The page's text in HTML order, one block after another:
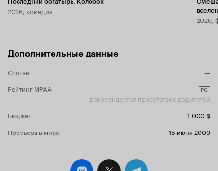
Последний богатырь. Колобок
2026, комедия
2026,
Дополнительные данные
Слоган
—
Рейтинг MPAA
PG
рекомендуется присутствие родителей
Бюджет
1 000 $
Премьера в мире
15 июня 2009